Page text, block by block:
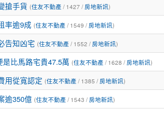
搶手貨 (住友不動產 / 1427 / 房地新訊)
率逾9成 (住友不動產 / 1549 / 房地新訊)
告知凶宅 (住友不動產 / 1552 / 房地新訊)
比馬路宅貴47.5萬 (住友不動產 / 1628 / 房地新訊)
用從寬認定 (住友不動產 / 1385 / 房地新訊)
逾350億 (住友不動產 / 1543 / 房地新訊)